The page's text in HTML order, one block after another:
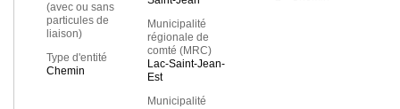
(avec ou sans
particules de
liaison)
Type d'entité
Chemin
Municipalité
régionale de
comté (MRC)
Lac-Saint-Jean-
Est
Municipalité